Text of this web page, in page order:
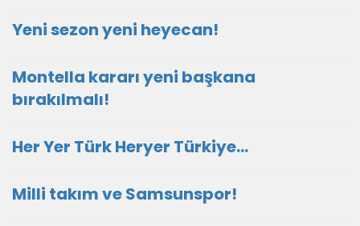
Yeni sezon yeni heyecan!
Montella kararı yeni başkana
bırakılmalı!
Her Yer Türk Heryer Türkiye…
Milli takım ve Samsunspor!